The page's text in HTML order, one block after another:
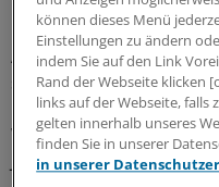
Aktienmärkte
Anlegern, die ihr Auge
schwant derzeit nichts
Monaten verlieren Dax,
Wert. Der US-
Jahrestiefpunkte bereits
können dieses Menü
Einstellungen zu ändern
indem Sie auf den Link
Rand der Webseite klicken
links auf der Webseite,
gelten innerhalb unseres
finden Sie in unserer
in unserer